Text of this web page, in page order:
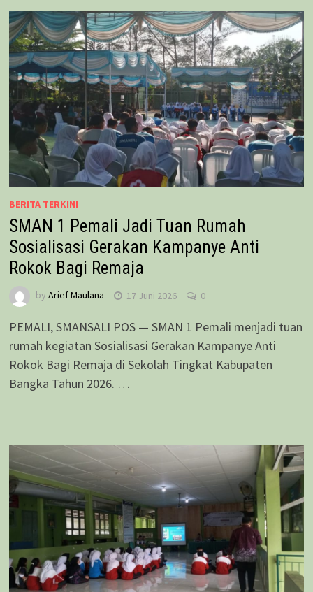
BERITA TERKINI
SMAN 1 Pemali Jadi Tuan Rumah
Sosialisasi Gerakan Kampanye Anti
Rokok Bagi Remaja
by Arief Maulana 17 Juni 2026 0
PEMALI, SMANSALI POS — SMAN 1 Pemali menjadi tuan
rumah kegiatan Sosialisasi Gerakan Kampanye Anti
Rokok Bagi Remaja di Sekolah Tingkat Kabupaten
Bangka Tahun 2026. …